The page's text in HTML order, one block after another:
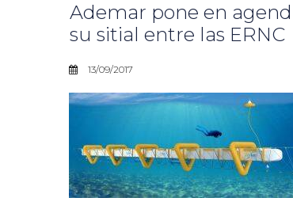
Ademar pone en
su sitial entre las ERNC
13/09/2017